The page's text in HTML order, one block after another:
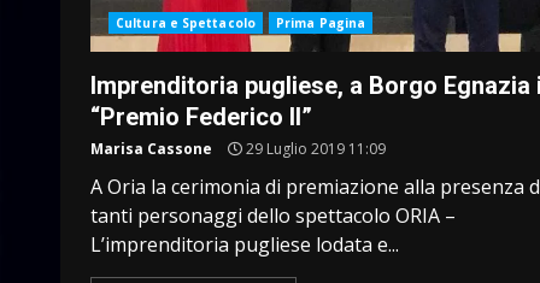
Cultura e Spettacolo Prima Pagina
Imprenditoria pugliese, a Borgo Egnazia
“Premio Federico II”
Marisa Cassone 29 Luglio 2019 11:09
A Oria la cerimonia di premiazione alla presenza
tanti personaggi dello spettacolo ORIA –
L’imprenditoria pugliese lodata e...